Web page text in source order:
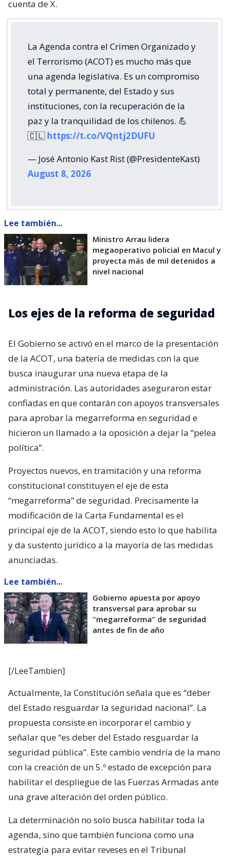
cuenta de X.
La Agenda contra el Crimen Organizado y
el Terrorismo (ACOT) es mucho más que
una agenda legislativa. Es un compromiso
total y permanente, del Estado y sus
instituciones, con la recuperación de la
paz y la tranquilidad de los chilenos. 💪
🇨🇱 https://t.co/VQntj2DUFU
— José Antonio Kast Rist (@PresidenteKast)
August 8, 2026
Lee también...
Ministro Arrau lidera
megaoperativo policial en Macul y
proyecta más de mil detenidos a
nivel nacional
Los ejes de la reforma de seguridad
El Gobierno se activó en el marco de la presentación
de la ACOT, una batería de medidas con la que
busca inaugurar una nueva etapa de la
administración. Las autoridades aseguraron estar
confiadas en que contarán con apoyos transversales
para aprobar la megarreforma en seguridad e
hicieron un llamado a la oposición a dejar la “pelea
política”.
Proyectos nuevos, en tramitación y una reforma
constitucional constituyen el eje de esta
“megarreforma” de seguridad. Precisamente la
modificación de la Carta Fundamental es el
principal eje de la ACOT, siendo esto lo que habilita
y da sustento jurídico a la mayoría de las medidas
anunciadas.
Lee también...
Gobierno apuesta por apoyo
transversal para aprobar su
"megarreforma" de seguridad
antes de fin de año
[/LeeTambien]
Actualmente, la Constitución señala que es “deber
del Estado resguardar la seguridad nacional”. La
propuesta consiste en incorporar el cambio y
señalar que “es deber del Estado resguardar la
seguridad pública”. Este cambio vendría de la mano
con la creación de un 5.º estado de excepción para
habilitar el despliegue de las Fuerzas Armadas ante
una grave alteración del orden público.
La determinación no solo busca habilitar toda la
agenda, sino que también funciona como una
estrategia para evitar reveses en el Tribunal